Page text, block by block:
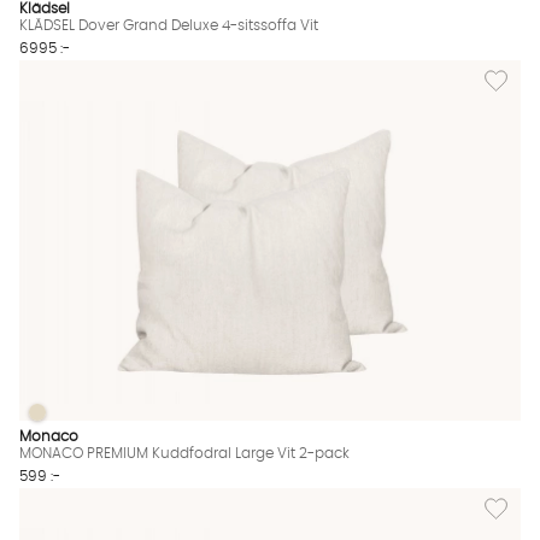
Klädsel
KLÄDSEL Dover Grand Deluxe 4-sitssoffa Vit
6995 :-
Lägg
MONACO PREMIUM Kuddfodral Large Vit 2-pack Finns även i
MONACO PREMIUM Kuddfodral Large Vit 2-pack
Monaco
MONACO PREMIUM Kuddfodral Large Vit 2-pack
599 :-
Lägg